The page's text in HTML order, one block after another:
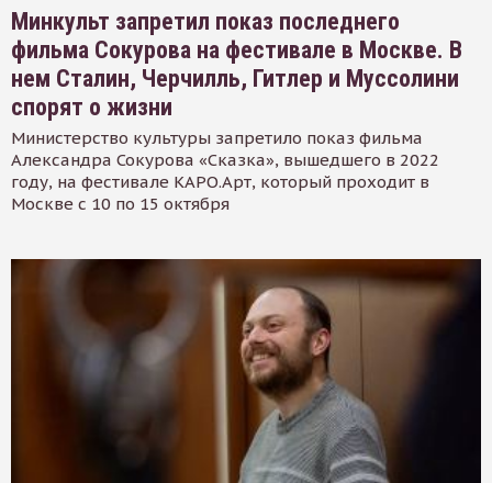
Минкульт запретил показ последнего
фильма Сокурова на фестивале в Москве. В
нем Сталин, Черчилль, Гитлер и Муссолини
спорят о жизни
Министерство культуры запретило показ фильма
Александра Сокурова «Сказка», вышедшего в 2022
году, на фестивале КАРО.Арт, который проходит в
Москве с 10 по 15 октября